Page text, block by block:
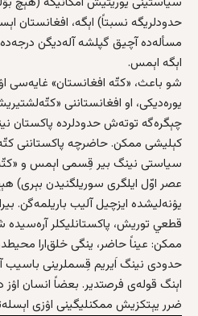
حدودلریگه نسبتاً) اېگه‌، افغانستان
مسأله‌ده آچیق گپلشه آله‌دیگن
اېگه‌ اېمس.
شو باعث، «کتّه‌ افغانستان» غایه‌سی
یوره‌دیکی، او افغانستاننی
چېگره‌گه توته‌‌ش حدودلرده پاکستان
کېلیشی ممکن. حاضرچه پاکستاننی
سیاستی نینگ بیر قِسمی اېمس و
عصر اوّل ایلگری سوریلگنیدن بېری)
یۉنه‌لیشده ایزچیل آلیب باریلمه‌گن.
قطعي توریش، پاکستانلیکلر
ممکن: عیناً حاضر، ینگی خلق‌ارا
حدودی نینگ اَیریم قِسملرینی
اېنگ قوله‌ی فرصتدیر. بعضاً انسان
ضرر یېتکزیش ممکنلیگینی اۉزی